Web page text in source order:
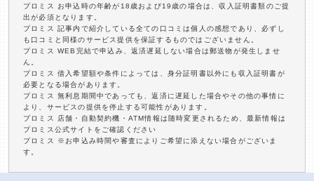
プロミス お申込時の年齢が18歳および19歳の場合は、収入証明書類のご提
出が必須となります。
プロミス 記事内で紹介している全ての口コミは個人の感想であり、必ずし
も口コミと同様のサービス提供を保証するものではございません。
プロミス WEB完結で申込み、返済遅延しない場合は郵送物が発生しませ
ん。
プロミス 借入希望額や条件によっては、身分証明書以外にも収入証明書が
必要となる場合があります。
プロミス 無利息期間中であっても、返済に遅延した場合やその他の事情に
より、サービスの提供を停止する可能性があります。
プロミス 店舗・自動契約機・ATM情報は随時変更されるため、最新情報は
プロミス公式サイトをご確認ください
プロミス ※お申込み時間や審査によりご希望に添えない場合がございま
す。